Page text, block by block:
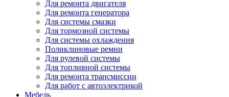
Для ремонта двигателя
Для ремонта генератора
Для системы смазки
Для тормозной системы
Для системы охлаждения
Поликлиновые ремни
Для рулевой системы
Для топливной системы
Для ремонта трансмиссии
Для работ с автоэлектрикой
Мебель